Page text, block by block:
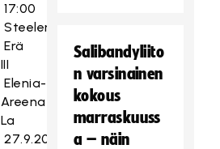
17:00
Steelers
Erä
III
Elenia-
Areena
La
27.9.2014
Salibandyliito
n varsinainen
kokous
marraskuuss
a – näin